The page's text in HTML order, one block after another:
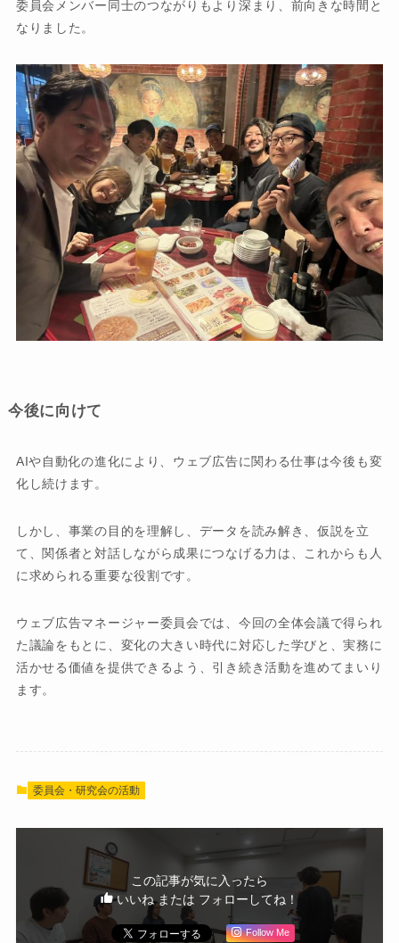
委員会メンバー同士のつながりもより深まり、前向きな時間と
なりました。
今後に向けて
AIや自動化の進化により、ウェブ広告に関わる仕事は今後も変
化し続けます。
しかし、事業の目的を理解し、データを読み解き、仮説を立
て、関係者と対話しながら成果につなげる力は、これからも人
に求められる重要な役割です。
ウェブ広告マネージャー委員会では、今回の全体会議で得られ
た議論をもとに、変化の大きい時代に対応した学びと、実務に
活かせる価値を提供できるよう、引き続き活動を進めてまいり
ます。
委員会・研究会の活動
この記事が気に入ったら
いいね または フォローしてね！
Follow Me